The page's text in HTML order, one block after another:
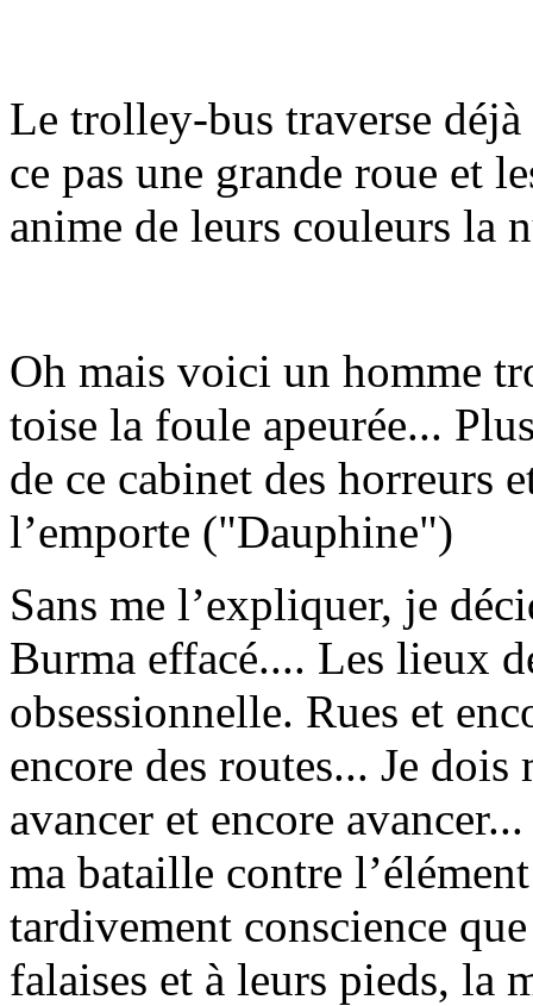
Le trolley-bus traverse
ce pas une grande roue et
anime de leurs couleurs la
Oh mais voici un homme
toise la foule apeurée...
de ce cabinet des horreurs
l’emporte ("Dauphine")
Sans me l’expliquer, je
Burma effacé.... Les lieux
obsessionnelle. Rues et
encore des routes... Je
avancer et encore
ma bataille contre
tardivement conscience
falaises et à leurs pieds, la